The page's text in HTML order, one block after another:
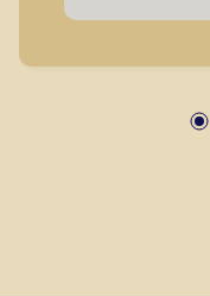
seus clientes
mesmo nos